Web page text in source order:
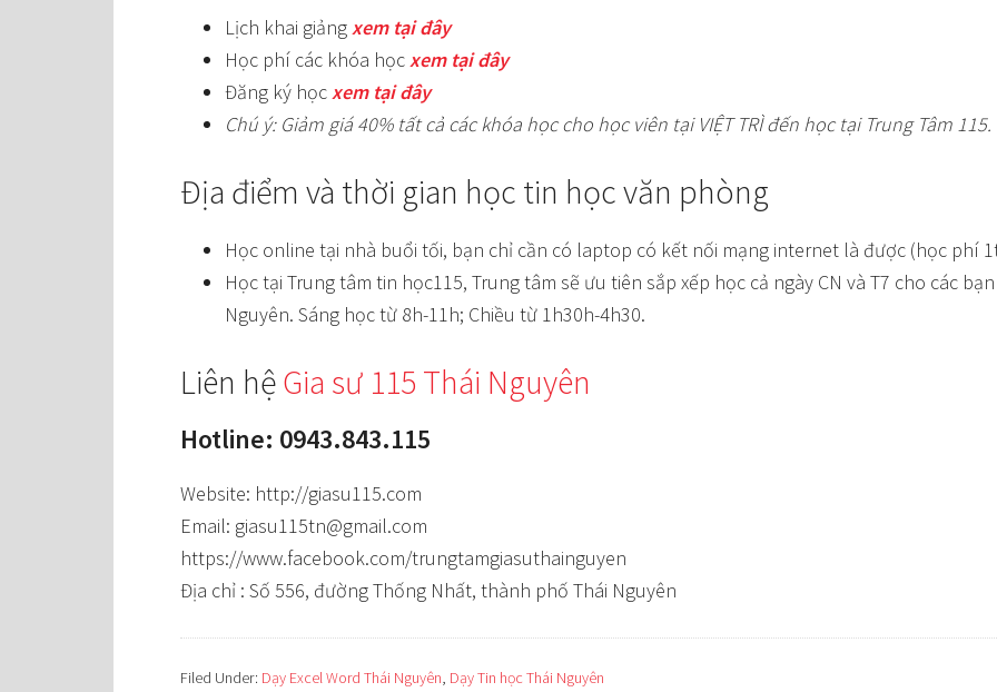
Lịch khai giảngxem tại đây
Học phí các khóa họcxem tại đây
Đăng ký họcxem tại đây
Chú ý: Giảm giá 40% tất cả các khóa học cho học viên tại VIỆT TRÌ đến học tại Trung Tâm 115.
Địa điểm và thời gian học tin học văn phòng
Học online tại nhà buổi tối, bạn chỉ cần có laptop có kết nối mạng internet là được (học phí
Học tại Trung tâm tin học115, Trung tâm sẽ ưu tiên sắp xếp học cả ngày CN và T7 cho các
Nguyên. Sáng học từ 8h-11h; Chiều từ 1h30h-4h30.
Liên hệGia sư 115 Thái Nguyên
Hotline: 0943.843.115
Website: http://giasu115.com
Email: giasu115tn@gmail.com
https://www.facebook.com/trungtamgiasuthainguyen
Địa chỉ : Số 556, đường Thống Nhất, thành phố Thái Nguyên
Filed Under: Dạy Excel Word Thái Nguyên, Dạy Tin học Thái Nguyên